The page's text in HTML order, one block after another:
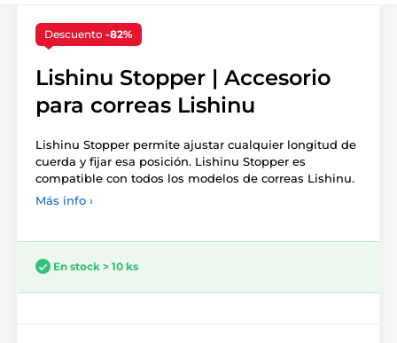
Descuento -82%
Lishinu Stopper | Accesorio
para correas Lishinu
Lishinu Stopper permite ajustar cualquier longitud de
cuerda y fijar esa posición. Lishinu Stopper es
compatible con todos los modelos de correas Lishinu.
Más info ›
En stock > 10 ks